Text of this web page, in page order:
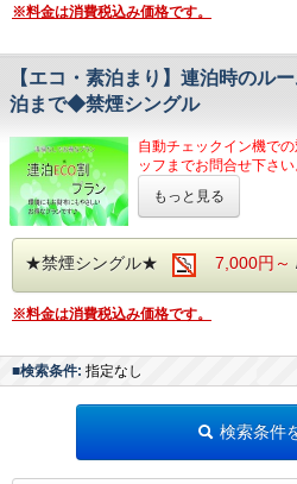
ご家族で...①大人2名.子
もよし
東京土産を買うのもよし
※1名様利用でも３名様
全室無料インターネッ
をご利用いただけます。
ぐっすり眠れて、朝か
届けするシモンズベッド
★都内主要エリアへの
- 末広町駅 2・4番出口よ
- 御徒町駅 南口より徒歩5
- 上野広小路駅 A1・A4
- 湯島駅 6番出口より徒歩
- 秋葉原駅 電気街口より
- 上野動物園まで13分
- 上野恩賜公園まで15分
- 浅草寺まで18分
※料金は消費税込み価格です。
【エコ・素泊まり】連泊時のル
泊まで◆禁煙シングル
自動チェックイン機で
ッフまでお問合せ下さい
少数泊だし、洗面用具
でいらないケド……。
という、旅慣れたお客
お部屋の清掃なしでご
※タオル・アメニティー
てお渡し致します。
※お部屋の清掃、シーツ
- 末広町駅 2･4番出口よ
- 御徒町駅 南口より徒歩
もっと見る
★禁煙シングル★ 7,000円～
※料金は消費税込み価格です。
■検索条件: 指定なし
検索条件